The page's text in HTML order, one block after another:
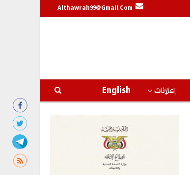
Althawrah99@gmail.com
إعلانات English